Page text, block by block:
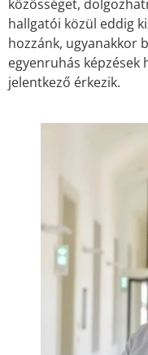
közösséget,
hallgatói közül eddig
hozzánk, ugyanakkor
egyenruhás képzések
jelentkező érkezik.